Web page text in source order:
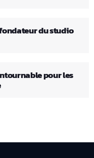
du studio
pour les